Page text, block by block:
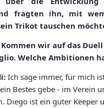
fragten ihn, mit
Trikot tauschen
wir auf das
Welche Ambitionen
Ich sage immer, für mich
Bestes gebe - im Verein
Diego ist ein guter Keeper